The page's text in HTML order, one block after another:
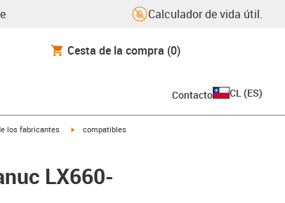
Calculador de vida útil.
Cesta de la compra (0)
Contacto CL (ES)
los fabricantes igus-icon-arrow-right
compatibles
LX660-